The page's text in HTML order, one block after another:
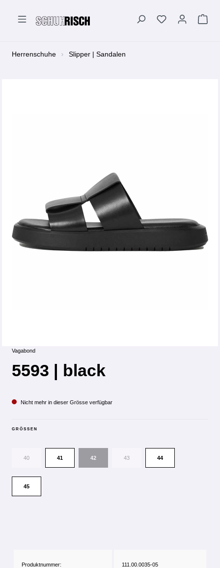
Herrenschuhe Slipper | Sandalen
Vagabond
5593 | black
Nicht mehr in dieser Grösse verfügbar
GRÖSSEN
40 41 42 43 44
45
Produktnummer: 111.00.0035-05